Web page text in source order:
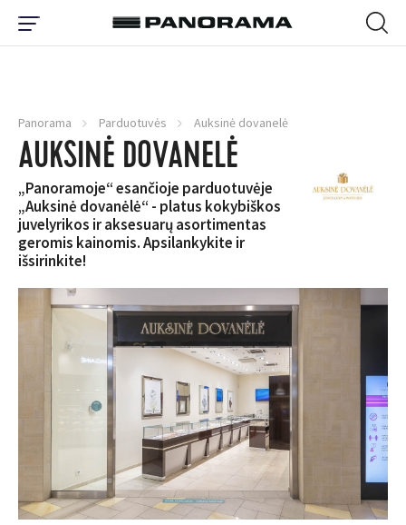
Panorama Parduotuvės Auksinė dovanelė
AUKSINĖ DOVANELĖ
„Panoramoje“ esančioje parduotuvėje
„Auksinė dovanėlė“ - platus kokybiškos
juvelyrikos ir aksesuarų asortimentas
geromis kainomis. Apsilankykite ir
išsirinkite!